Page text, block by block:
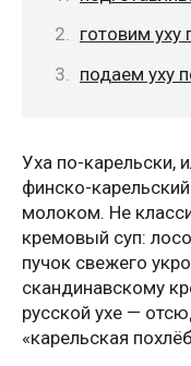
готовим уху
подаем уху
Уха по-карельски,
финско-
молоком. Не
кремовый суп:
пучок свежего
скандинавскому
русской ухе —
«карельская